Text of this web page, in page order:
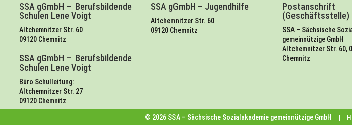
SSA gGmbH – Berufsbildende
Schulen Lene Voigt
Altchemnitzer Str. 60
09120 Chemnitz
SSA gGmbH – Berufsbildende
Schulen Lene Voigt
Büro Schulleitung:
Altchemnitzer Str. 27
09120 Chemnitz
SSA gGmbH – Jugendhilfe
Altchemnitzer Str. 60
09120 Chemnitz
Postanschrift
(Geschäftsstelle)
SSA – Sächsische
gemeinnützige GmbH
Altchemnitzer Str. 60,
Chemnitz
© 2026 SSA – Sächsische Sozialakademie gemeinnützige GmbH